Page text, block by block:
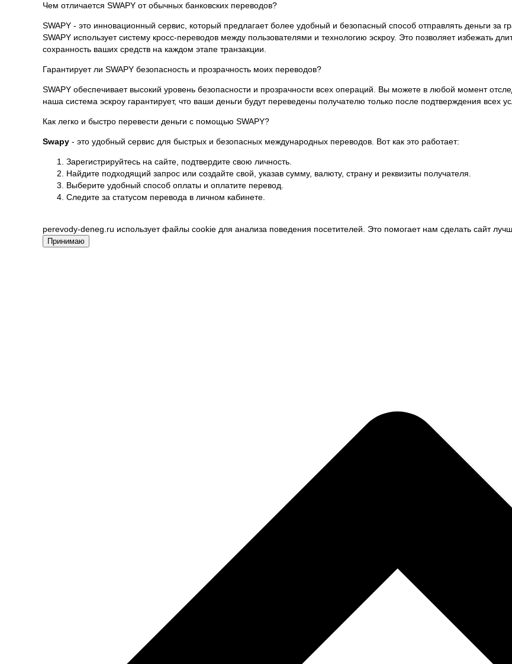
Чем отличается SWAPY от обычных банковских переводов?
SWAPY - это инновационный сервис, который предлагает более удобный и безопасный способ отправлять деньги за
SWAPY использует систему кросс-переводов между пользователями и технологию эскроу. Это позволяет избежать
сохранность ваших средств на каждом этапе транзакции.
Гарантирует ли SWAPY безопасность и прозрачность моих переводов?
SWAPY обеспечивает высокий уровень безопасности и прозрачности всех операций. Вы можете в любой момент
наша система эскроу гарантирует, что ваши деньги будут переведены получателю только после подтверждения всех
Как легко и быстро перевести деньги с помощью SWAPY?
Swapy - это удобный сервис для быстрых и безопасных международных переводов. Вот как это работает:
Зарегистрируйтесь на сайте, подтвердите свою личность.
Найдите подходящий запрос или создайте свой, указав сумму, валюту, страну и реквизиты получателя.
Выберите удобный способ оплаты и оплатите перевод.
Следите за статусом перевода в личном кабинете.
perevody-deneg.ru использует файлы cookie для анализа поведения посетителей. Это помогает нам сделать сайт
Принимаю